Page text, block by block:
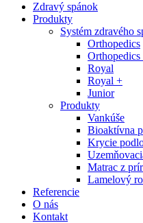
Zdravý spánok
Produkty
Systém zdravého
Orthopedics
Orthopedics
Royal
Royal +
Junior
Produkty
Vankúše
Bioaktívna
Krycie
Matrac z
Lamelový
Referencie
O nás
Kontakt